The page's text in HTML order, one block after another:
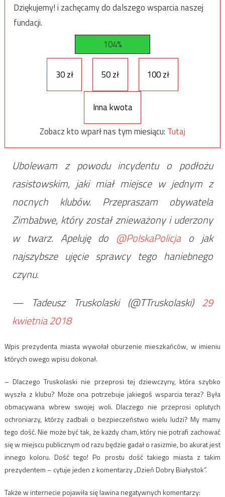
Dziękujemy! i zachęcamy do dalszego wsparcia naszej
fundacji.
104%
30 zł 50 zł 100 zł
Inna kwota
Zobacz kto wparł nas tym miesiącu: Tutaj
Ubolewam z powodu incydentu o podłożu
rasistowskim, jaki miał miejsce w jednym z
nocnych klubów. Przepraszam obywatela
Zimbabwe, który został znieważony i uderzony
w twarz. Apeluję do @PolskaPolicjao jak
najszybsze ujęcie sprawcy tego haniebnego
czynu.
— Tadeusz Truskolaski (@TTruskolaski) 29
kwietnia 2018
Wpis prezydenta miasta wywołał oburzenie mieszkańców, w imieniu
których owego wpisu dokonał.
– Dlaczego Truskolaski nie przeprosi tej dziewczyny, która szybko
wyszła z klubu? Może ona potrzebuje jakiegoś wsparcia teraz? Była
obmacywana wbrew swojej woli. Dlaczego nie przeprosi oplutych
ochroniarzy, którzy zadbali o bezpieczeństwo wielu ludzi? My mamy
tego dość. Nie może być tak, że każdy cham, który nie potrafi zachować
się w miejscu publicznym od razu będzie gadał o rasizmie, bo akurat jest
innego koloru. Dość tego! Po prostu dość takiego miasta z takim
prezydentem – cytuje jeden z komentarzy „Dzień Dobry Białystok”.
Także w internecie pojawiła się lawina negatywnych komentarzy: